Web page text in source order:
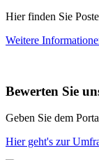
Hier finden Sie
Weitere
Bewerten Sie
Geben Sie dem
Hier geht's zur